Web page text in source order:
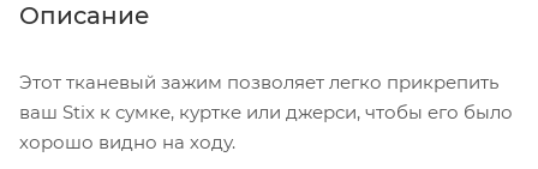
Описание
Этот тканевый зажим позволяет легко прикрепить
ваш Stix к сумке, куртке или джерси, чтобы его было
хорошо видно на ходу.